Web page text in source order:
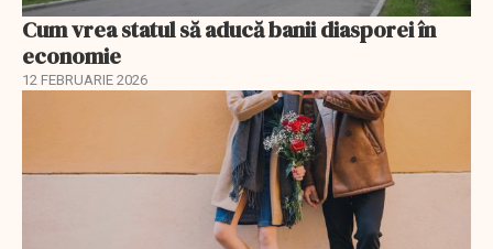
Cum vrea statul să aducă banii diasporei în
economie
12 FEBRUARIE 2026